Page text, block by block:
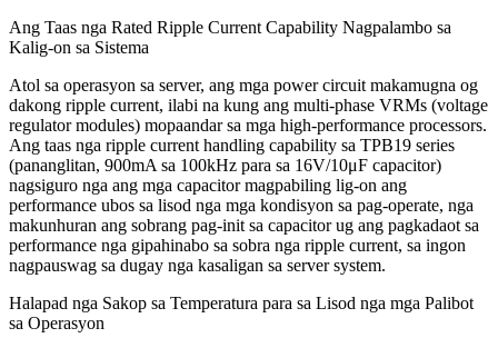
Ang Taas nga Rated Ripple Current Capability Nagpalambo sa
Kalig-on sa Sistema
Atol sa operasyon sa server, ang mga power circuit makamugna og
dakong ripple current, ilabi na kung ang multi-phase VRMs (voltage
regulator modules) mopaandar sa mga high-performance processors.
Ang taas nga ripple current handling capability sa TPB19 series
(pananglitan, 900mA sa 100kHz para sa 16V/10μF capacitor)
nagsiguro nga ang mga capacitor magpabiling lig-on ang
performance ubos sa lisod nga mga kondisyon sa pag-operate, nga
makunhuran ang sobrang pag-init sa capacitor ug ang pagkadaot sa
performance nga gipahinabo sa sobra nga ripple current, sa ingon
nagpauswag sa dugay nga kasaligan sa server system.
Halapad nga Sakop sa Temperatura para sa Lisod nga mga Palibot
sa Operasyon